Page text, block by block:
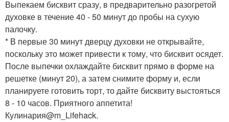
Выпекаем бисквит сразу, в предварительно разогретой
духовке в течение 40 - 50 минут до пробы на сухую
палочку.
* В первые 30 минут дверцу духовки не открывайте,
поскольку это может привести к тому, что бисквит осядет.
После выпечки охлаждайте бисквит прямо в форме на
решетке (минут 20), а затем снимите форму и, если
планируете готовить торт, то дайте бисквиту выстояться
8 - 10 часов. Приятного аппетита!
Кулинария@m_Lifehack.